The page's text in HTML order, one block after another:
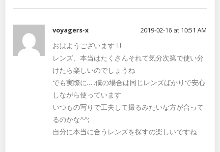
voyagers-x 2019-02-16 at 10:51 AM
おはようございます ! !
レンズ、本当はたくさんそれて気分次第で使い分
けたら楽しいのでしょうね
でも実際に…..僕の場合は同じレンズばかりで安心
しながら使っています
いつもの写りで工夫して撮るみたいな方が合って
るのかな^^;
自分に本当に合うレンズを探すの楽しいですね